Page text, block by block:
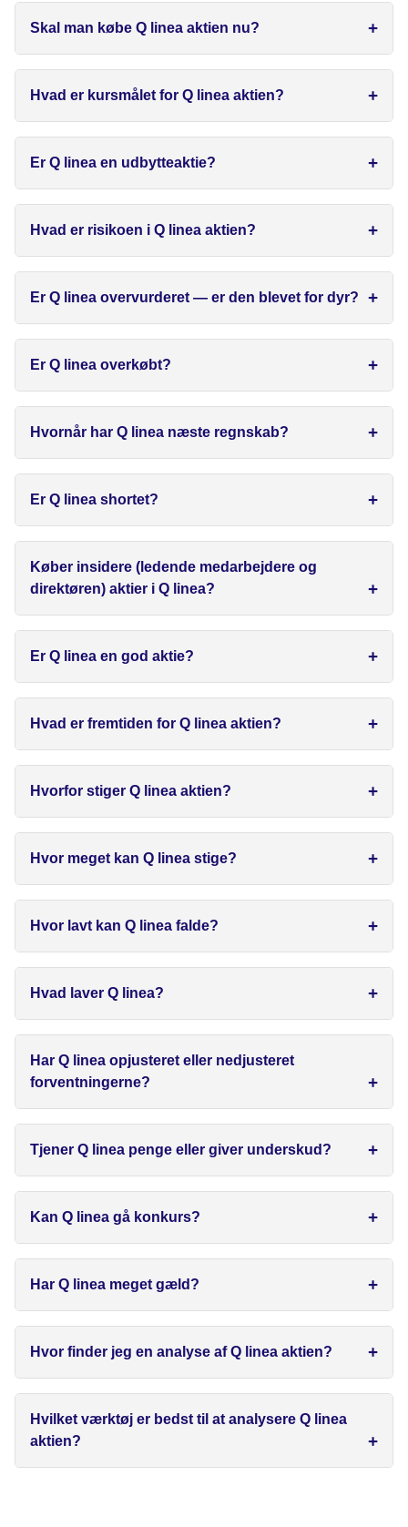
Skal man købe Q linea aktien nu?
Hvad er kursmålet for Q linea aktien?
Er Q linea en udbytteaktie?
Hvad er risikoen i Q linea aktien?
Er Q linea overvurderet — er den blevet for dyr?
Er Q linea overkøbt?
Hvornår har Q linea næste regnskab?
Er Q linea shortet?
Køber insidere (ledende medarbejdere og
direktøren) aktier i Q linea?
Er Q linea en god aktie?
Hvad er fremtiden for Q linea aktien?
Hvorfor stiger Q linea aktien?
Hvor meget kan Q linea stige?
Hvor lavt kan Q linea falde?
Hvad laver Q linea?
Har Q linea opjusteret eller nedjusteret
forventningerne?
Tjener Q linea penge eller giver underskud?
Kan Q linea gå konkurs?
Har Q linea meget gæld?
Hvor finder jeg en analyse af Q linea aktien?
Hvilket værktøj er bedst til at analysere Q linea
aktien?